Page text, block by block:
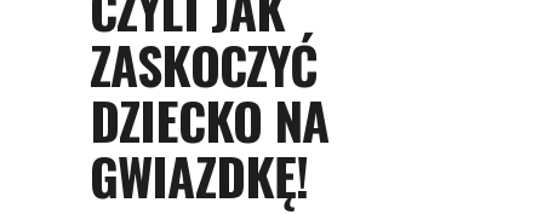
ZASKOCZYĆ
DZIECKO NA
GWIAZDKĘ!